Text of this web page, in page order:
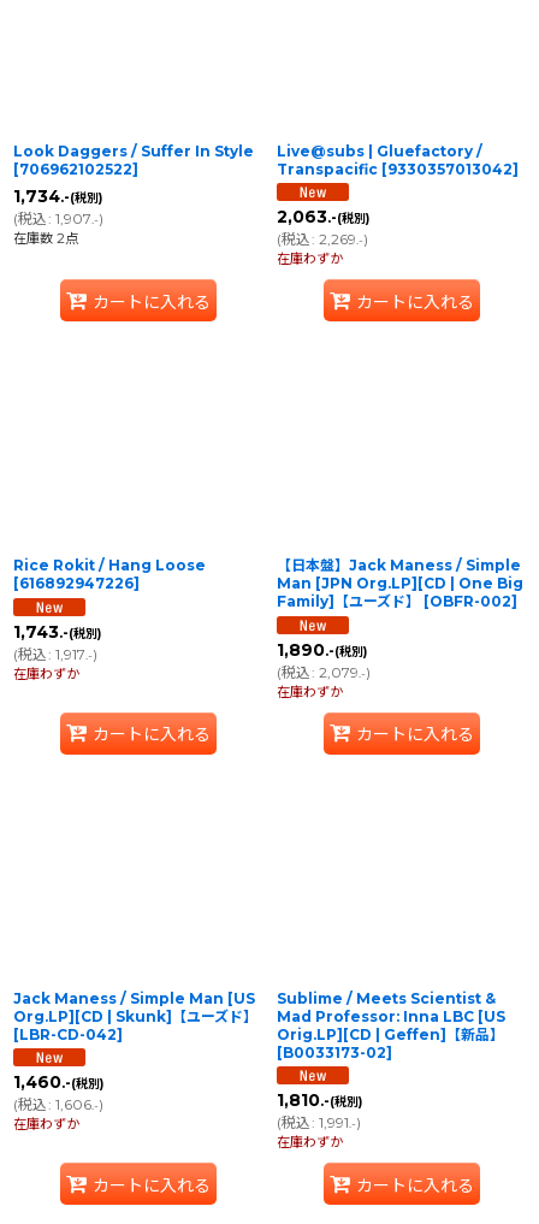
Look Daggers / Suffer In Style
[706962102522]
1,734.-(税別)
(税込: 1,907.-)
在庫数 2点
カートに入れる
Live@subs | Gluefactory /
Transpacific [9330357013042]
2,063.-(税別)
(税込: 2,269.-)
在庫わずか
カートに入れる
Rice Rokit / Hang Loose
[616892947226]
1,743.-(税別)
(税込: 1,917.-)
在庫わずか
カートに入れる
【日本盤】Jack Maness / Simple
Man [JPN Org.LP][CD | One Big
Family]【ユーズド】
[OBFR-002]
1,890.-(税別)
(税込: 2,079.-)
在庫わずか
カートに入れる
Jack Maness / Simple Man [US
Org.LP][CD | Skunk]【ユーズド】
[LBR-CD-042]
1,460.-(税別)
(税込: 1,606.-)
在庫わずか
カートに入れる
Sublime / Meets Scientist &
Mad Professor: Inna LBC [US
Orig.LP][CD | Geffen]【新品】
[B0033173-02]
1,810.-(税別)
(税込: 1,991.-)
在庫わずか
カートに入れる